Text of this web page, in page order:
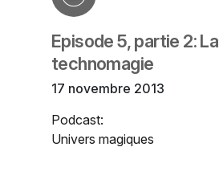
Episode 5, partie 2: La
technomagie
17 novembre 2013
Podcast:
Univers magiques